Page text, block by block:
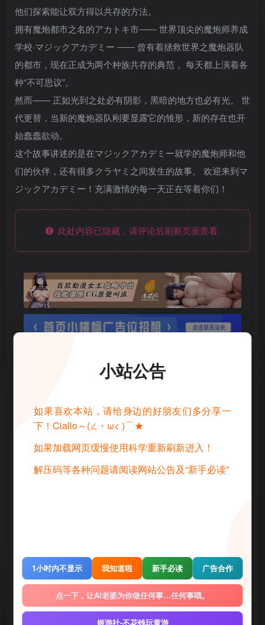
他们探索能让双方得以共存的方法。
拥有魔炮都市之名的アカトキ市―― 世界顶尖的魔炮师养成
学校·マジックアカデミー ―― 曾有着拯救世界之魔炮器队
的都市，现在正成为两个种族共存的典范， 每天都上演着各
种“不可思议”。
然而—— 正如光到之处必有阴影，黑暗的地方也必有光。 世
代更替，当新的魔炮器队刚要显露它的雏形，新的存在也开
始蠢蠢欲动。
这个故事讲述的是在マジックアカデミー就学的魔炮师和他
们的伙伴，还有很多クラヤミ之间发生的故事。 欢迎来到マ
ジックアカデミー！充满激情的每一天正在等着你们！
此处内容已隐藏，请评论后刷新页面查看.
THE END
Gal
电脑游戏
小站公告
如果喜欢本站，请给身边的好朋友们多分享一
下！Ciallo～(∠・ω< )⌒★
如果加载网页缓慢使用科学重新刷新进入！
解压码等各种问题请阅读网站公告及“新手必读”
1小时内不显示 我知道啦 新手必读 广告合作
点一下，让AI老婆为你做任何事…任何事哦。
姬游社-不花钱玩黄游